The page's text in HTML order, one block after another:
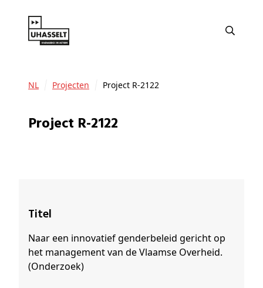
NL Projecten Project R-2122
Project R-2122
Titel
Naar een innovatief genderbeleid gericht op
het management van de Vlaamse Overheid.
(Onderzoek)